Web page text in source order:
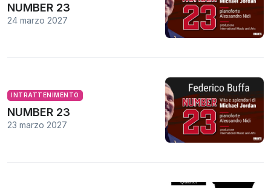
NUMBER 23
24 marzo 2027
INTRATTENIMENTO
NUMBER 23
23 marzo 2027